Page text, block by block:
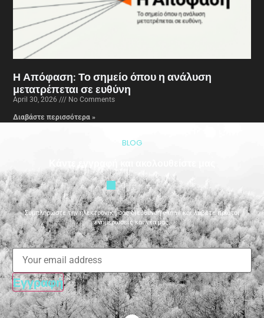
Η Απόφαση: Το σημείο όπου η ανάλυση
μετατρέπεται σε ευθύνη
April 30, 2026 No Comments
Διαβάστε περισσότερα »
BLOG
Συμπληρώστε την ηλεκτρονική σας διεύθυνση e-mail και λάβετε πρώτοι
ενημερώσεις και νέα μας.